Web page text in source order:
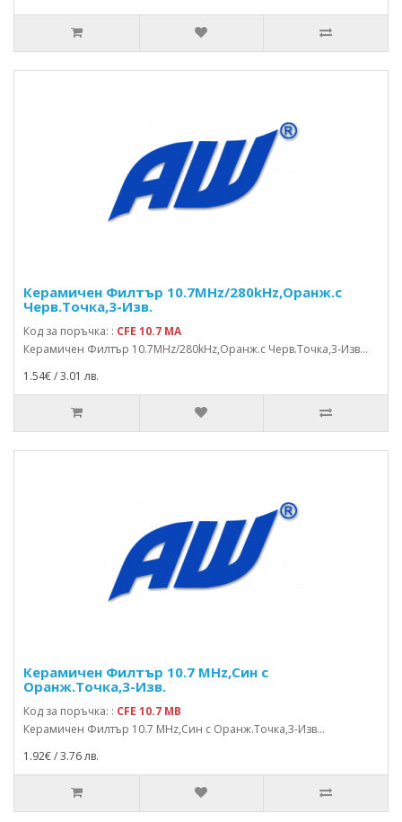
Керамичен Филтър 10.7MHz/280kHz,Оранж.с
Черв.Точка,3-Изв.
Код за поръчка: : CFE 10.7 MA
Керамичен Филтър 10.7MHz/280kHz,Оранж.с Черв.Точка,3-Изв...
1.54€ / 3.01 лв.
Керамичен Филтър 10.7 MHz,Син с
Оранж.Точка,3-Изв.
Код за поръчка: : CFE 10.7 MB
Керамичен Филтър 10.7 MHz,Син с Оранж.Точка,3-Изв...
1.92€ / 3.76 лв.